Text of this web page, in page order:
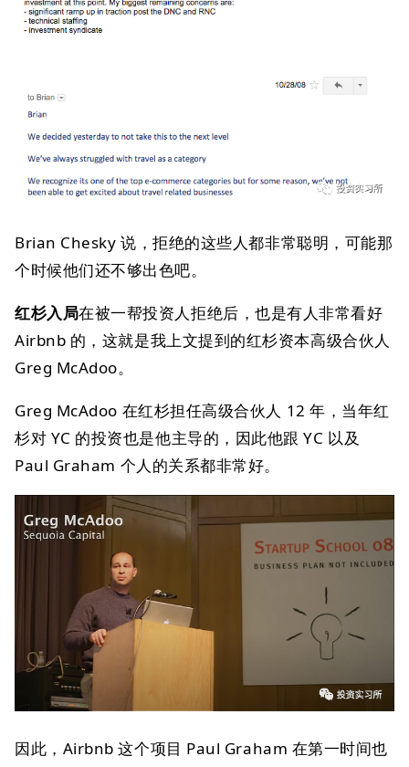
Brian Chesky 说，拒绝的这些人都非常聪明，可能那
个时候他们还不够出色吧。
红杉入局在被一帮投资人拒绝后，也是有人非常看好
Airbnb 的，这就是我上文提到的红杉资本高级合伙人
Greg McAdoo。
Greg McAdoo 在红杉担任高级合伙人 12 年，当年红
杉对 YC 的投资也是他主导的，因此他跟 YC 以及
Paul Graham 个人的关系都非常好。
因此，Airbnb 这个项目 Paul Graham 在第一时间也